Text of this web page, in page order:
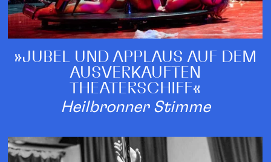
»JUBEL UND APPLAUS AUF DEM
AUSVERKAUFTEN
THEATERSCHIFF«
Heilbronner Stimme